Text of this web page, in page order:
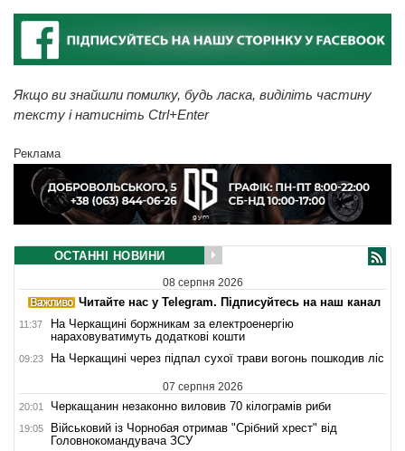
Якщо ви знайшли помилку, будь ласка, виділіть частину
тексту і натисніть Ctrl+Enter
Реклама
ОСТАННІ НОВИНИ
08 серпня 2026
Читайте нас у Telegram. Підписуйтесь на наш канал
11:37
На Черкащині боржникам за електроенергію
нараховуватимуть додаткові кошти
09:23 На Черкащині через підпал сухої трави вогонь пошкодив ліс
07 серпня 2026
20:01 Черкащанин незаконно виловив 70 кілограмів риби
19:05
Військовий із Чорнобая отримав "Срібний хрест" від
Головнокомандувача ЗСУ